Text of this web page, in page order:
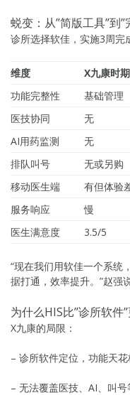
蜕变：从”简版工具”到”
诊所选择软佳，实施3周完
维度 X九康时期
功能完整性
基础管理
医技协同
无
AI用药监测
无
排队叫号
无或另购
移动医生端
有但体验
服务响应
慢
医生满意度
3.5/5
“现在我们用软佳一个系统
据打通，效率提升。”赵强说
为什么HIS比”诊所软件”
X九康的局限：
– 诊所软件定位，功能天
– 无法覆盖医技、AI、叫